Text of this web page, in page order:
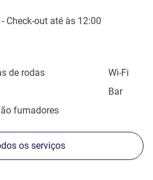
- Check-out até às 12:00
de rodas
Wi-Fi
Bar
fumadores
os serviços